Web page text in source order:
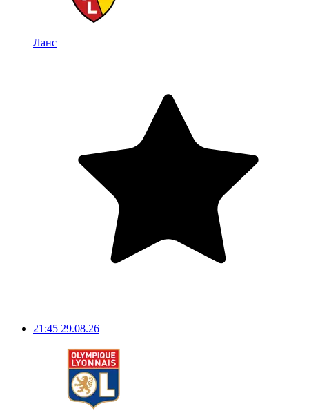
Ланс
21:45 29.08.26